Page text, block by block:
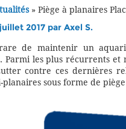
» Piège à planaires
2017 par Axel S.
de maintenir un
Parmi les plus récurrents et
contre ces dernières
sous forme de piège